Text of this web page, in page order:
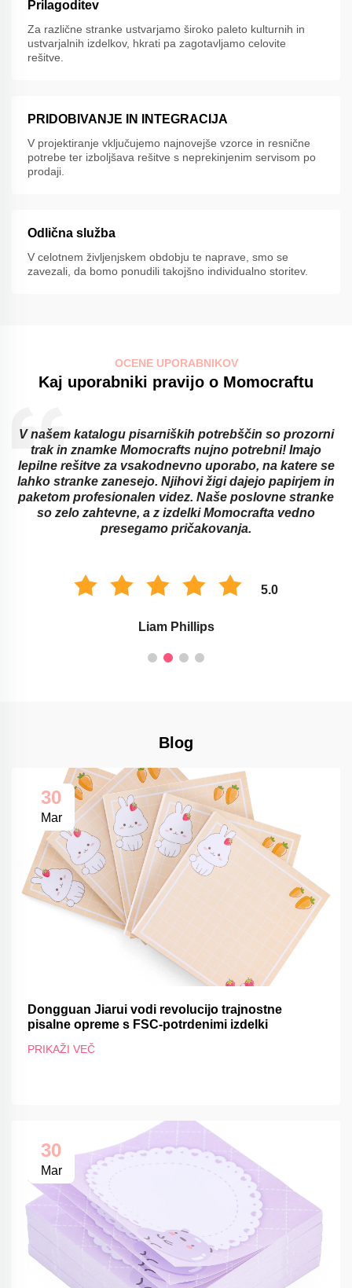
Prilagoditev
Za različne stranke ustvarjamo široko paleto kulturnih in
ustvarjalnih izdelkov, hkrati pa zagotavljamo celovite
rešitve.
PRIDOBIVANJE IN INTEGRACIJA
V projektiranje vključujemo najnovejše vzorce in resnične
potrebe ter izboljšava rešitve s neprekinjenim servisom po
prodaji.
Odlična služba
V celotnem življenjskem obdobju te naprave, smo se
zavezali, da bomo ponudili takojšno individualno storitev.
OCENE UPORABNIKOV
Kaj uporabniki pravijo o Momocraftu
V našem katalogu pisarniških potrebščin so prozorni
trak in znamke Momocrafts nujno potrebni! Imajo
lepilne rešitve za vsakodnevno uporabo, na katere se
lahko stranke zanesejo. Njihovi žigi dajejo papirjem in
paketom profesionalen videz. Naše poslovne stranke
so zelo zahtevne, a z izdelki Momocrafta vedno
presegamo pričakovanja.
5.0
Liam Phillips
Blog
30
Mar
Dongguan Jiarui vodi revolucijo trajnostne
pisalne opreme s FSC-potrdenimi izdelki
PRIKAŽI VEČ
30
Mar